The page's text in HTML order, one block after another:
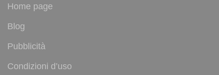
Home page
Blog
Pubblicità
Condizioni d’uso